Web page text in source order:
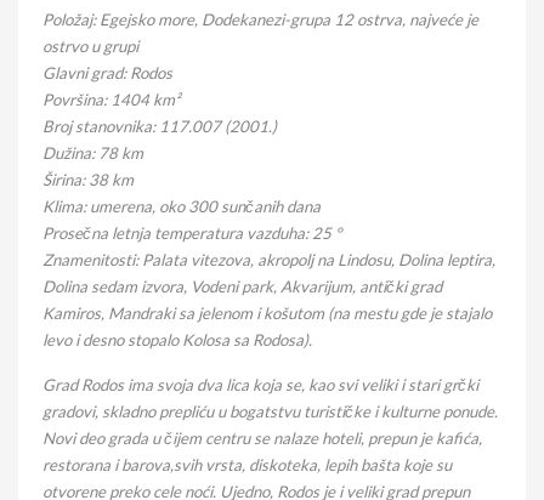
Položaj: Egejsko more, Dodekanezi-grupa 12 ostrva, najveće je
ostrvo u grupi
Glavni grad: Rodos
Površina: 1404 km²
Broj stanovnika: 117.007 (2001.)
Dužina: 78 km
Širina: 38 km
Klima: umerena, oko 300 sunčanih dana
Prosečna letnja temperatura vazduha: 25 °
Znamenitosti: Palata vitezova, akropolj na Lindosu, Dolina leptira,
Dolina sedam izvora, Vodeni park, Akvarijum, antički grad
Kamiros, Mandraki sa jelenom i košutom (na mestu gde je stajalo
levo i desno stopalo Kolosa sa Rodosa).
Grad Rodos ima svoja dva lica koja se, kao svi veliki i stari grčki
gradovi, skladno prepliću u bogatstvu turističke i kulturne ponude.
Novi deo grada u čijem centru se nalaze hoteli, prepun je kafića,
restorana i barova,svih vrsta, diskoteka, lepih bašta koje su
otvorene preko cele noći. Ujedno, Rodos je i veliki grad prepun